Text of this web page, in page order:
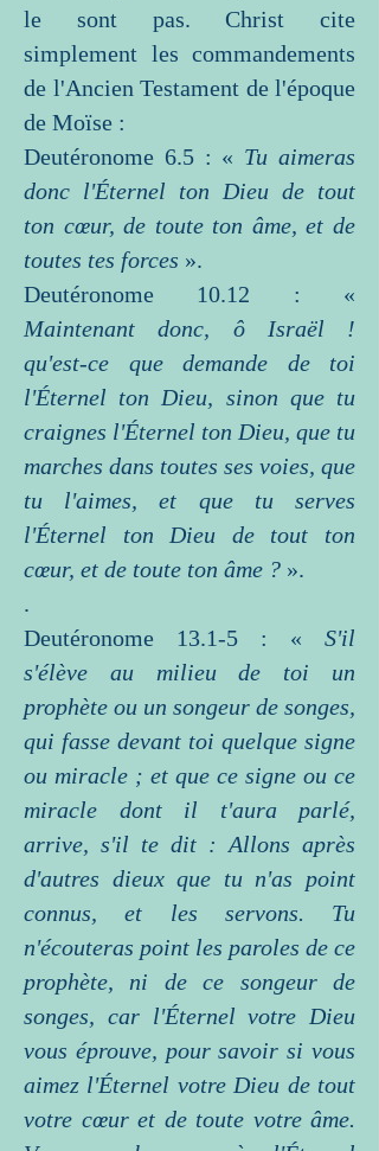
le sont pas. Christ cite
simplement les commandements
de l'Ancien Testament de l'époque
de Moïse :
Deutéronome 6.5 : « Tu aimeras
donc l'Éternel ton Dieu de tout
ton cœur, de toute ton âme, et de
toutes tes forces ».
Deutéronome 10.12 : «
Maintenant donc, ô Israël !
qu'est-ce que demande de toi
l'Éternel ton Dieu, sinon que tu
craignes l'Éternel ton Dieu, que tu
marches dans toutes ses voies, que
tu l'aimes, et que tu serves
l'Éternel ton Dieu de tout ton
cœur, et de toute ton âme ? ».
.
Deutéronome 13.1-5 : « S'il
s'élève au milieu de toi un
prophète ou un songeur de songes,
qui fasse devant toi quelque signe
ou miracle ; et que ce signe ou ce
miracle dont il t'aura parlé,
arrive, s'il te dit : Allons après
d'autres dieux que tu n'as point
connus, et les servons. Tu
n'écouteras point les paroles de ce
prophète, ni de ce songeur de
songes, car l'Éternel votre Dieu
vous éprouve, pour savoir si vous
aimez l'Éternel votre Dieu de tout
votre cœur et de toute votre âme.